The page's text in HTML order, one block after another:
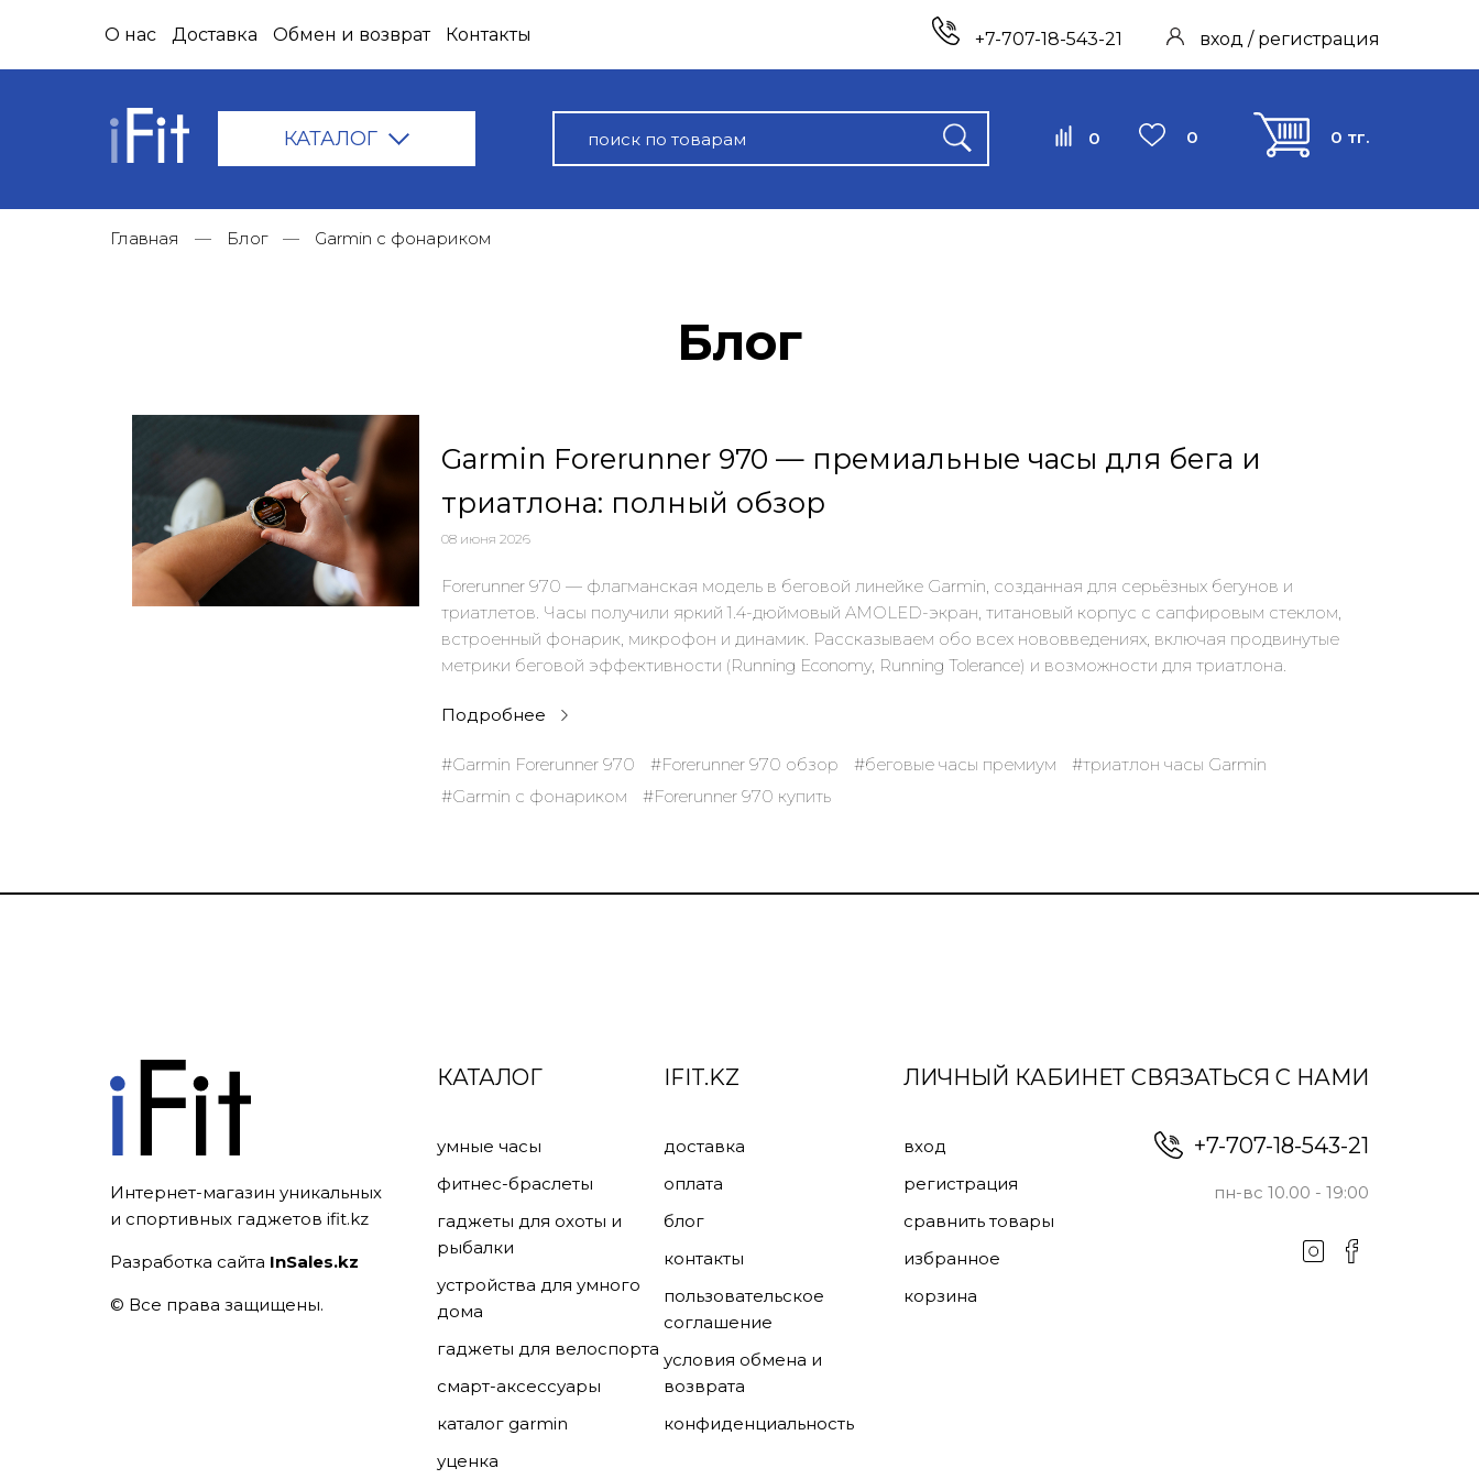
О нас Доставка Обмен и возврат Контакты +7-707-18-543-21 вход / регистрация
КАТАЛОГ 0 0 0 тг.
Главная Блог Garmin с фонариком
Блог
Garmin Forerunner 970 — премиальные часы для бега и
триатлона: полный обзор
08 июня 2026
Forerunner 970 — флагманская модель в беговой линейке Garmin, созданная для серьёзных бегунов и
триатлетов. Часы получили яркий 1.4-дюймовый AMOLED-экран, титановый корпус с сапфировым стеклом,
встроенный фонарик, микрофон и динамик. Рассказываем обо всех нововведениях, включая продвинутые
метрики беговой эффективности (Running Economy, Running Tolerance) и возможности для триатлона.
Подробнее
#Garmin Forerunner 970 #Forerunner 970 обзор #беговые часы премиум
#триатлон часы Garmin
#Garmin с фонариком
#Forerunner 970 купить
Интернет-магазин уникальных
и спортивных гаджетов ifit.kz
Разработка сайта InSales.kz
© Все права защищены.
КАТАЛОГ
умные часы
фитнес-браслеты
гаджеты для охоты и
рыбалки
устройства для умного
дома
гаджеты для велоспорта
смарт-аксессуары
каталог garmin
уценка
IFIT.KZ
доставка
оплата
блог
контакты
пользовательское
соглашение
условия обмена и
возврата
конфиденциальность
ЛИЧНЫЙ КАБИНЕТ
вход
регистрация
сравнить товары
избранное
корзина
СВЯЗАТЬСЯ С НАМИ
+7-707-18-543-21
пн-вс 10.00 - 19:00